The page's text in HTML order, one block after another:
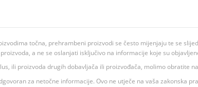
točna, prehrambeni proizvodi se često mijenjaju te se
a ne se oslanjati isključivo na informacije koje su
ili proizvoda drugih dobavljača ili proizvođača, molimo obratite
za netočne informacije. Ovo ne utječe na vaša zakonska